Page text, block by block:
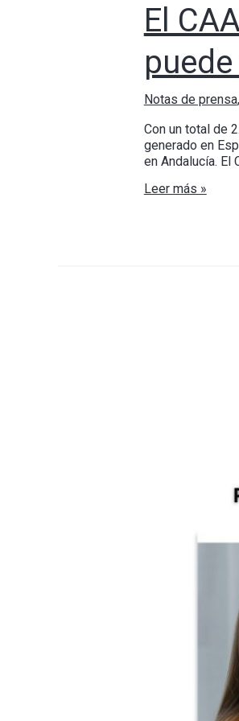
El
Notas de prensa,
Con un total de
generado en
en Andalucía. El
Leer más »